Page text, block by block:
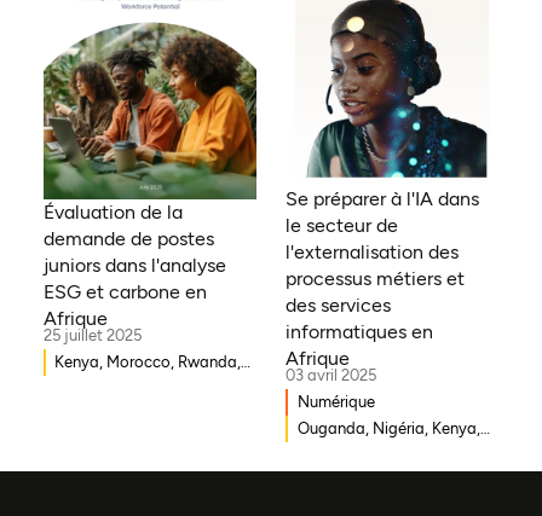
d'Ivoire, Sierra Leone,
Erythrée, Gambie, Eswatini,
République démocratique
du Congo, Tanzanie,
Nigéria, Zimbabwe, Sud
Soudan, Afrique du Sud,
Cameroun, Éthiopie, Niger,
Morocco, Malawi, Tchad,
Syrie, Mali, Togo, Somalie
Évaluation de la
demande de postes
juniors dans l'analyse
ESG et carbone en
Afrique
25 juillet 2025
Kenya, Morocco, Rwanda,
du Congo, Malawi, Gambie,
Se préparer à l'IA dans
le secteur de
l'externalisation des
processus métiers et
des services
informatiques en
Afrique
03 avril 2025
Numérique
Ouganda, Nigéria, Kenya,